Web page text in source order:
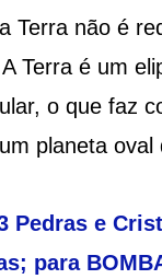
Terra não é
Terra é um
o que faz
planeta oval
Pedras e
para